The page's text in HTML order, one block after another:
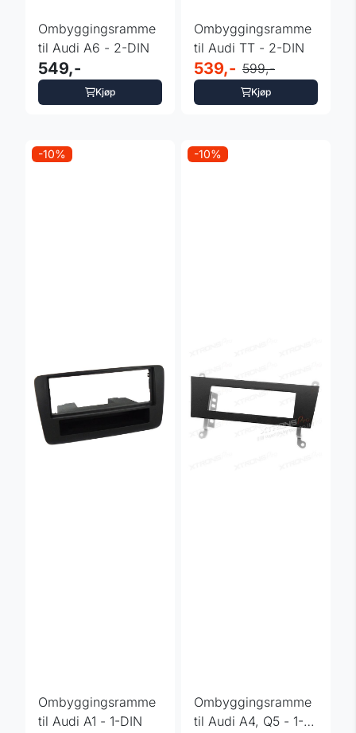
Ombyggingsramme
til Audi A6 - 2-DIN
549,-
Kjøp
Ombyggingsramme
til Audi TT - 2-DIN
539,- 599,-
Kjøp
-10%
Ombyggingsramme
til Audi A1 - 1-DIN
-10%
Ombyggingsramme
til Audi A4, Q5 - 1-